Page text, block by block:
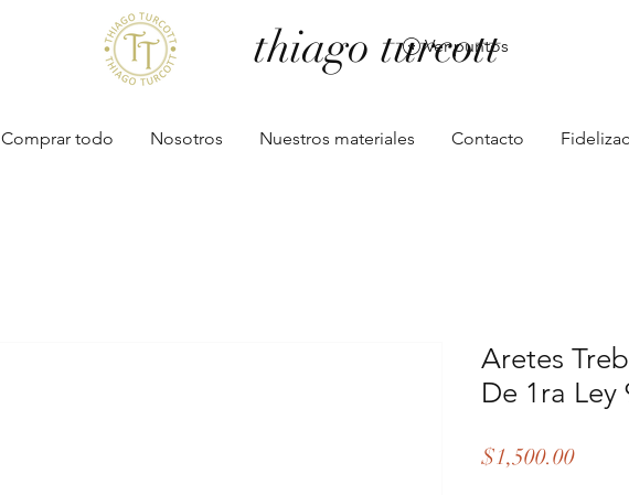
thiago turcott
Ver puntos
Comprar todo Nosotros Nuestros materiales Contacto
Aretes
De 1ra Ley
$1,500.00Precio